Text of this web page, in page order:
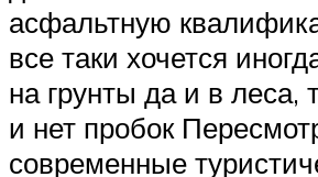
асфальтную
все таки хочется
на грунты да и в леса,
и нет пробок
современные